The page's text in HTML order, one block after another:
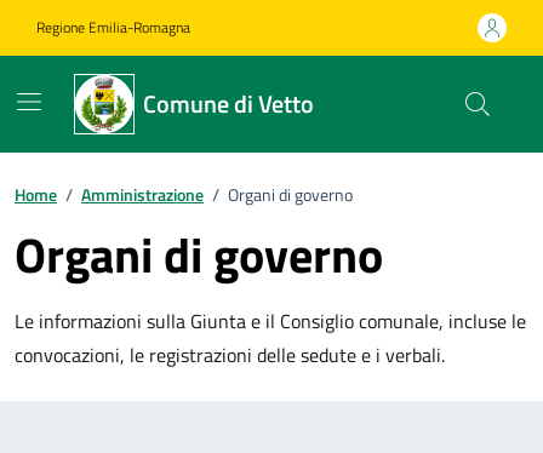
Regione Emilia-Romagna
Comune di Vetto
Home / Amministrazione / Organi di governo
Organi di governo
Le informazioni sulla Giunta e il Consiglio comunale, incluse le
convocazioni, le registrazioni delle sedute e i verbali.